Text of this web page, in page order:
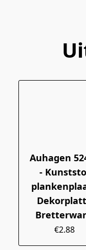
Auhagen
-
€2.88